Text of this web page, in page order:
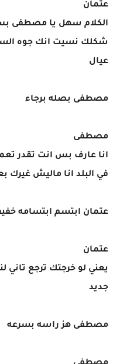
عتمان
الكلام سهل يا مصطفى
شكلك نسيت انك جوه
عيال
مصطفى بصله برجاء
مصطفى
انا عارف بس انت تقدر
في البلد انا ماليش غيرك
عتمان ابتسم ابتسامه
عتمان
يعني لو خرجتك ترجع تاني
جديد
مصطفى هز راسه بسرعه